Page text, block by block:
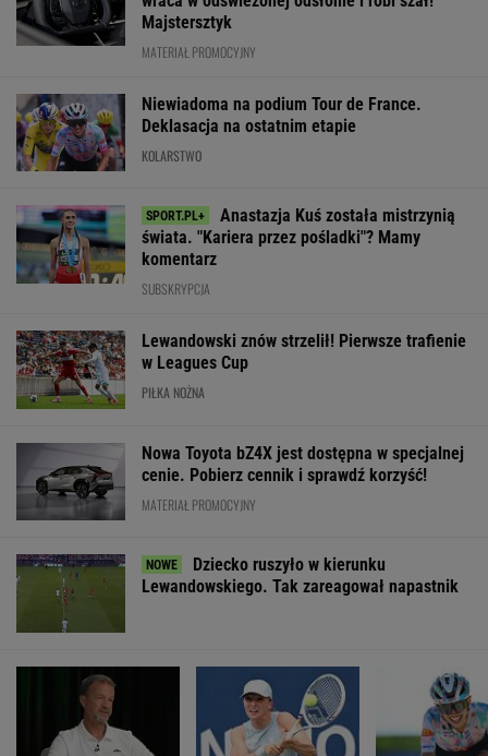
Majstersztyk
MATERIAŁ PROMOCYJNY
Niewiadoma na podium Tour de France.
Deklasacja na ostatnim etapie
KOLARSTWO
Anastazja Kuś została mistrzynią
świata. "Kariera przez pośladki"? Mamy
komentarz
SUBSKRYPCJA
Lewandowski znów strzelił! Pierwsze trafienie
w Leagues Cup
PIŁKA NOŻNA
Nowa Toyota bZ4X jest dostępna w specjalnej
cenie. Pobierz cennik i sprawdź korzyść!
MATERIAŁ PROMOCYJNY
Dziecko ruszyło w kierunku
Lewandowskiego. Tak zareagował napastnik